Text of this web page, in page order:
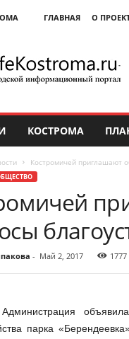
ГЛАВНАЯ О
КОСТРОМА
Костромичей приглашают
- Май 2, 2017 1777
Администрация
парка